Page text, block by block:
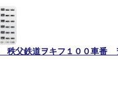
秩父鉄道ヲキフ１００車番